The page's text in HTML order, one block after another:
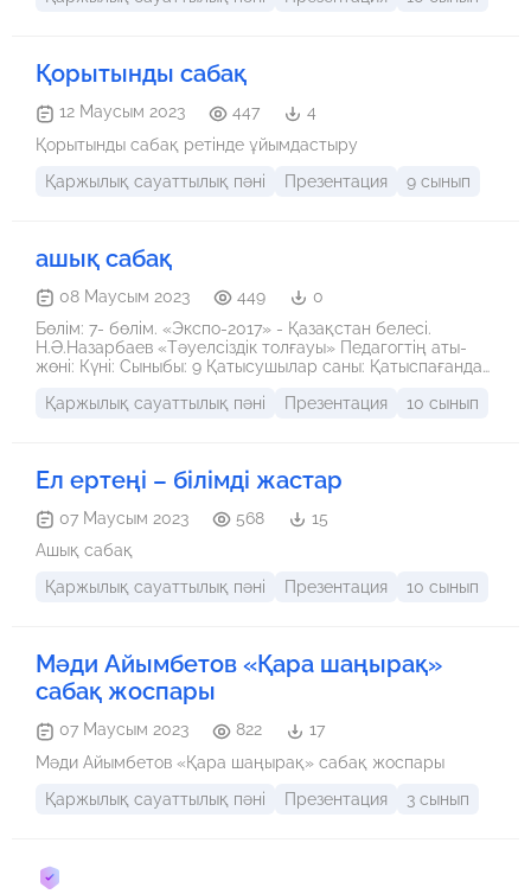
септігін тигізеді.
Қорытынды сабақ
12 Маусым 2023 447
4
Қорытынды сабақ ретінде ұйымдастыру
Қаржылық сауаттылық пәні
Презентация 9 сынып
ашық сабақ
08 Маусым 2023 449
0
Бөлім: 7- бөлім. «Экспо-2017» - Қазақстан белесі.
Н.Ә.Назарбаев «Тәуелсіздік толғауы» Педагогтің аты-
жөні: Күні: Сыныбы: 9 Қатысушылар саны: Қатыспағандар
Қаржылық сауаттылық пәні
Презентация 10 сынып
Ел ертеңі – білімді жастар
07 Маусым 2023 568
15
Ашық сабақ
Қаржылық сауаттылық пәні
Презентация 10 сынып
Мәди Айымбетов «Қара шаңырақ»
сабақ жоспары
07 Маусым 2023 822
17
Мәди Айымбетов «Қара шаңырақ» сабақ жоспары
Қаржылық сауаттылық пәні
Презентация 3 сынып